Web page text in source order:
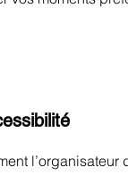
l’organisateur